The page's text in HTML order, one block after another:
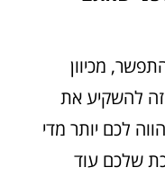
מכיוון
להשקיע את
לכם יותר מדי
שלכם עוד